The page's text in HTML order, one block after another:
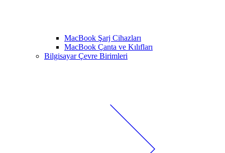
MacBook Şarj Cihazları
MacBook Çanta ve Kılıfları
Bilgisayar Çevre Birimleri